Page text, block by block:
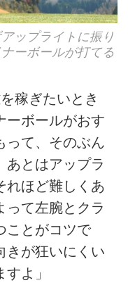
ップライトに振り
ーボールが打てる
稼ぎたいとき
ーボールがおす
って、そのぶん
あとはアップラ
れほど難しくあ
って左腕とクラ
ことがコツで
きが狂いにくい
よ」